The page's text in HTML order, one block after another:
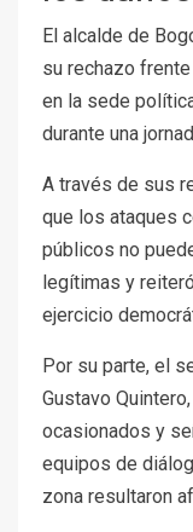
El alcalde de
su rechazo
en la sede
durante una
A través de sus
que los ataques
públicos no
legítimas y
ejercicio
Por su parte, el
Gustavo Quintero
ocasionados y
equipos de
zona resultaron